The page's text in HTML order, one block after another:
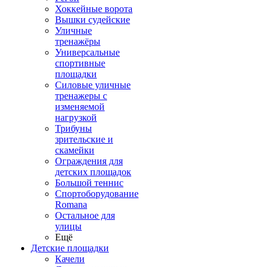
Хоккейные ворота
Вышки судейские
Уличные
тренажёры
Универсальные
спортивные
площадки
Силовые уличные
тренажеры с
изменяемой
нагрузкой
Трибуны
зрительские и
скамейки
Ограждения для
детских площадок
Большой теннис
Спортоборудование
Romana
Остальное для
улицы
Ещё
Детские площадки
Качели